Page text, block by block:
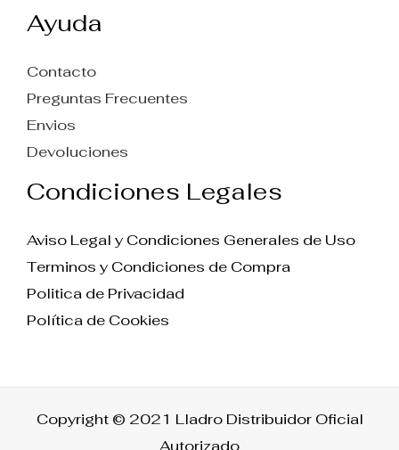
Ayuda
Contacto
Preguntas Frecuentes
Envios
Devoluciones
Condiciones Legales
Aviso Legal y Condiciones Generales de Uso
Terminos y Condiciones de Compra
Politica de Privacidad
Política de Cookies
Copyright © 2021 Lladro Distribuidor Oficial
Autorizado